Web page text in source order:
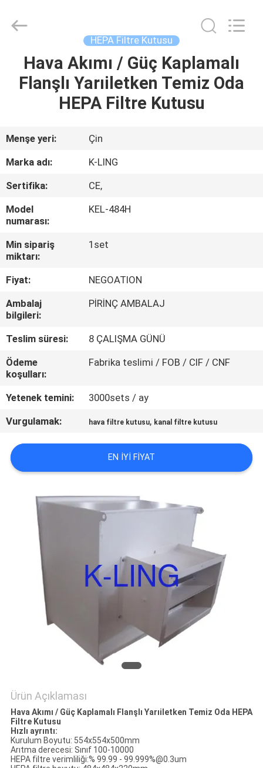
EVDE
BIZIM
HAKKIMIZDA
FABRIKA
TURU
KALITE
KONTROLÜ
BIZIMLE
İLETIŞIM
HABERLER
DAVALAR
SITE
HARITASI
GIZLILIK
POLITIKASI
Technology
Company.
HEPA Filtre Kutusu
Hava Akımı / Güç Kaplamalı
Flanşlı Yarıiletken Temiz Oda
HEPA Filtre Kutusu
Menşe yeri:
Çin
Marka adı:
K-LING
Sertifika:
CE,
Model
numarası:
KEL-484H
Min sipariş
miktarı:
1set
Fiyat:
NEGOATION
Ambalaj
bilgileri:
PİRİNÇ AMBALAJ
Teslim süresi:
8 ÇALIŞMA GÜNÜ
Ödeme
koşulları:
Fabrika teslimi / FOB / CIF / CNF
Yetenek temini:
3000sets / ay
Vurgulamak:
hava filtre kutusu, kanal filtre kutusu
EN IYI FIYAT
Ürün Açıklaması
Hava Akımı / Güç Kaplamalı Flanşlı Yarıiletken Temiz Oda HEPA
Filtre Kutusu
Hızlı ayrıntı:
Kurulum Boyutu: 554x554x500mm
Arıtma derecesi: Sınıf 100-10000
HEPA filtre verimliliği:% 99.99 - 99.999%@0.3um